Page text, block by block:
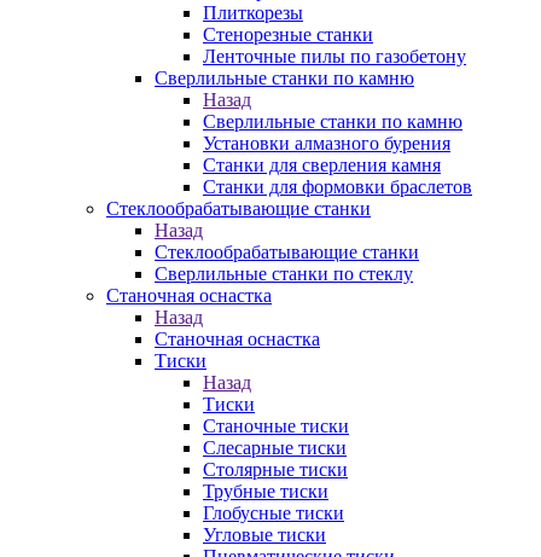
Плиткорезы
Стенорезные станки
Ленточные пилы по газобетону
Сверлильные станки по камню
Назад
Сверлильные станки по камню
Установки алмазного бурения
Станки для сверления камня
Станки для формовки браслетов
Стеклообрабатывающие станки
Назад
Стеклообрабатывающие станки
Сверлильные станки по стеклу
Станочная оснастка
Назад
Станочная оснастка
Тиски
Назад
Тиски
Станочные тиски
Слесарные тиски
Столярные тиски
Трубные тиски
Глобусные тиски
Угловые тиски